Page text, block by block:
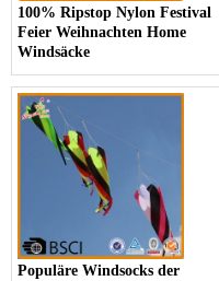
100% Ripstop Nylon Festival
Feier Weihnachten Home
Windsäcke
Populäre Windsocks der